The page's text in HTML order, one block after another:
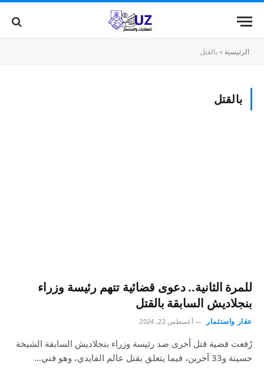
الرئيسية »بالقتل
بالقتل
للمرة الثانية.. دعوى قضائية تتهم رئيسة وزراء
بنجلاديش السابقة بالقتل
عقار واستثمار أغسطس 22, 2024
رُفعت قضية قتل أخرى ضد رئيسة وزراء بنجلاديش السابقة الشيخة
حسينة و33 آخرين، فيما يتعلق بقتل عالم الفايدي، وهو فني…